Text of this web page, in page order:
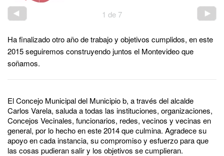
1 de 7
Ha finalizado otro año de trabajo y objetivos cumplidos, en este
2015 seguiremos construyendo juntos el Montevideo que
soñamos.
El Concejo Municipal del Municipio b, a través del alcalde
Carlos Varela, saluda a todas las instituciones, organizaciones,
Concejos Vecinales, funcionarios, redes, vecinos y vecinas en
general, por lo hecho en este 2014 que culmina. Agradece su
apoyo en cada instancia, su compromiso y esfuerzo para que
las cosas pudieran salir y los objetivos se cumplieran.